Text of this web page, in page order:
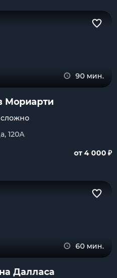
90 мин.
Мориарти
120А
от 4 000 ₽
60 мин.
Далласа